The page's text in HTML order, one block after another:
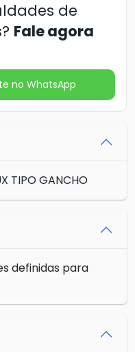
de
Fale agora
no WhatsApp
TIPO GANCHO
definidas para